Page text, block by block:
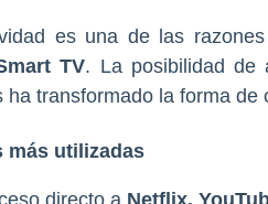
es una de las
TV. La posibilidad de
ha transformado la forma de
más utilizadas
directo a Netflix,